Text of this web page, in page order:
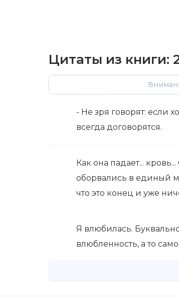
Цитаты из книги:
- Не зря говорят: если
всегда договорятся.
Как она падает...
оборвались в единый
что это конец и уже
Я влюбилась.
влюбленность, а то